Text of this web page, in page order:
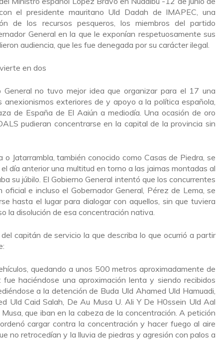
el presidente mauritano Uld Dadah de IMAPEC, una
de los recursos pesqueros, los miembros del partido
General en la que le exponían respetuosamente sus
audiencia, que les fue denegada por su carácter ilegal.
en dos
no tuvo mejor idea que organizar para el 17 una
anexionismos exteriores de y apoyo a la política española,
de España de El Aaiún a mediodía. Una ocasión de oro
pudieran concentrarse en la capital de la provincia sin
o Jatarrambla, también conocido como Casas de Piedra, se
día anterior una multitud en torno a las jaimas montadas al
su júbilo. El Gobierno General intentó que los concurrentes
e incluso el Gobernador General, Pérez de Lema, se
hasta el lugar para dialogar con aquellos, sin que tuviera
la disolución de esa concentración nativa.
capitán de servicio la que describa lo que ocurrió a partir
quedando a unos 500 metros aproximadamente de
haciéndose una aproximación lenta y siendo recibidos
a la detención de Buda Uld Ahamed Uld Hamuadi,
Uld Caid Salah, De Au Musa U. Ali Y De H0ssein Uld Aal
que iban en la cabeza de la concentración. A petición
cargar contra la concentración y hacer fuego al aire
no retrocedían y la lluvia de piedras y agresión con palos a